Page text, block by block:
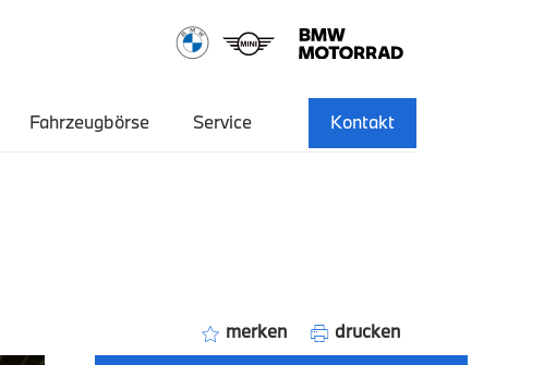
Fahrzeugbörse Service Kontakt
merken drucken